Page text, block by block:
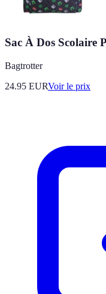
Sac À Dos
Bagtrotter
24.95 EURVoir le prix